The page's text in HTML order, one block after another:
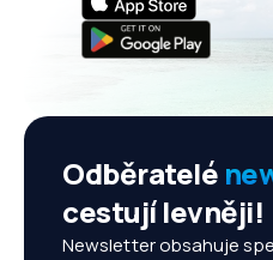
Odběratelé
cestují levněji!
Newsletter obsahuje